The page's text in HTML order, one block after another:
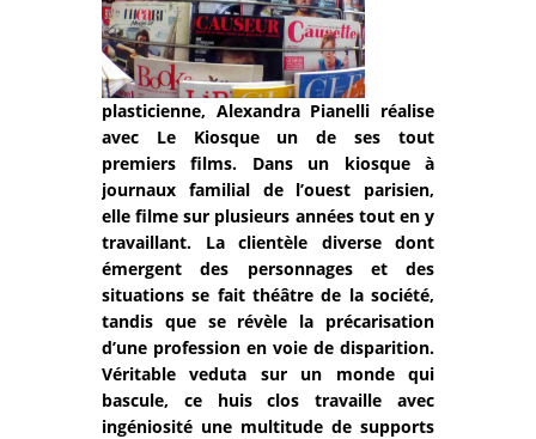
plasticienne, Alexandra Pianelli réalise
avec Le Kiosque un de ses tout
premiers films. Dans un kiosque à
journaux familial de l’ouest parisien,
elle filme sur plusieurs années tout en y
travaillant. La clientèle diverse dont
émergent des personnages et des
situations se fait théâtre de la société,
tandis que se révèle la précarisation
d’une profession en voie de disparition.
Véritable veduta sur un monde qui
bascule, ce huis clos travaille avec
ingéniosité une multitude de supports